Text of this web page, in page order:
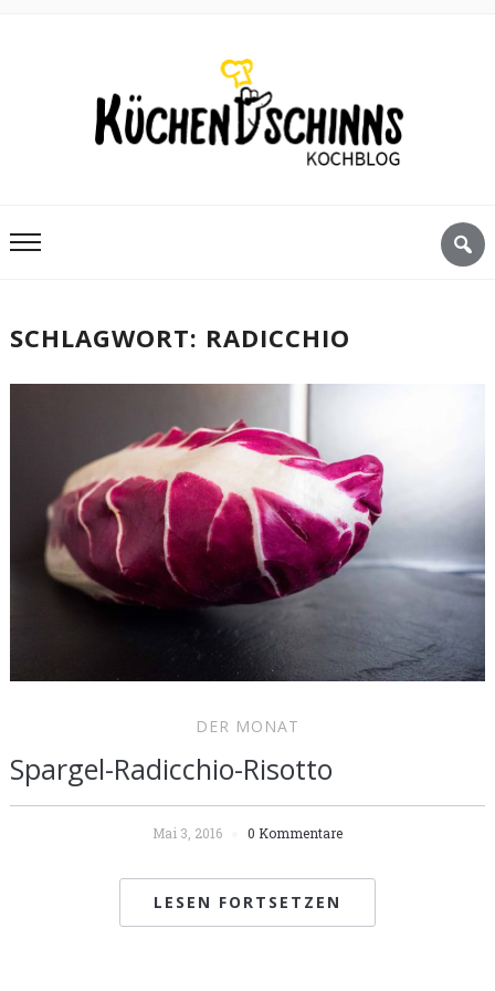
SCHLAGWORT: RADICCHIO
DER MONAT
Spargel-Radicchio-Risotto
Mai 3, 2016 0 Kommentare
LESEN FORTSETZEN